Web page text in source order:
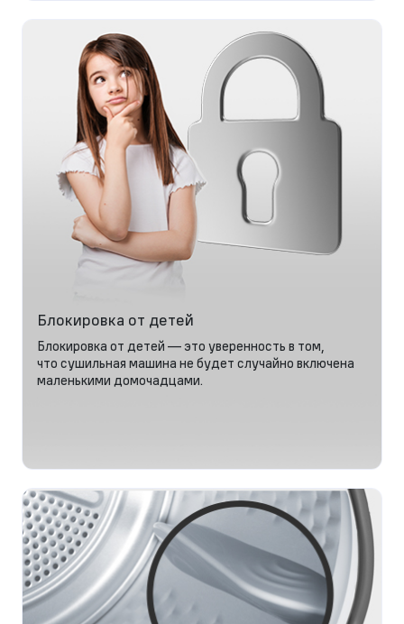
Блокировка от детей
Блокировка от детей — это уверенность в том,
что сушильная машина не будет случайно включена
маленькими домочадцами.